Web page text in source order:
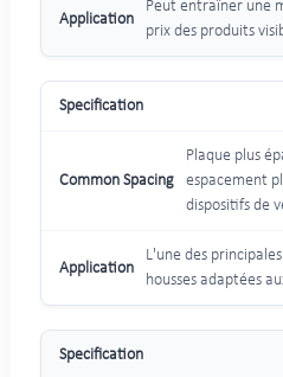
Peut entraîner une
prix des produits
Plaque plus
espacement
dispositifs de
L'une des
housses adaptées